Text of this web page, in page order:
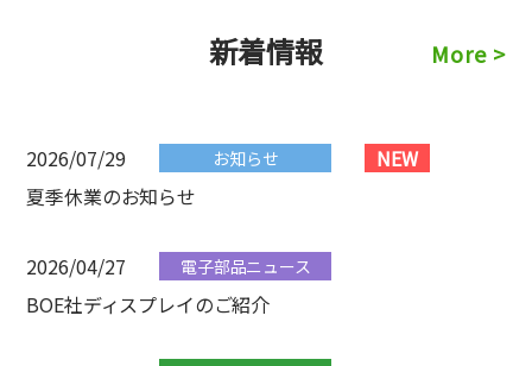
新着情報 More >
2026/07/29 お知らせ
NEW
夏季休業のお知らせ
2026/04/27 電子部品ニュース
BOE社ディスプレイのご紹介